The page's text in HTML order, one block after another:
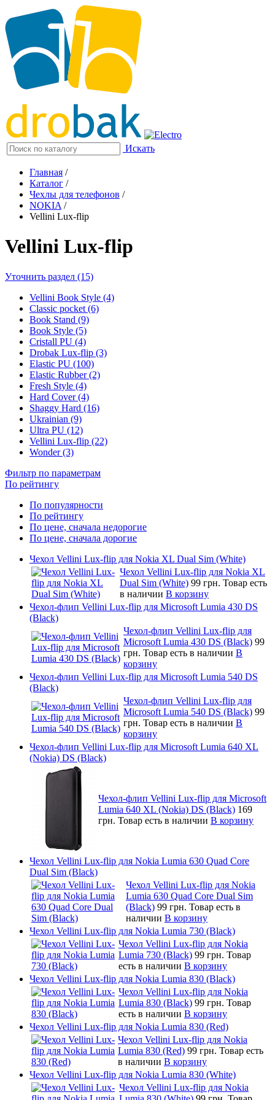
Искать
Главная /
Каталог /
Чехлы для телефонов /
NOKIA /
Vellini Lux-flip
Vellini Lux-flip
Уточнить раздел (15)
Vellini Book Style (4)
Classic pocket (6)
Book Stand (9)
Book Style (5)
Cristall PU (4)
Drobak Lux-flip (3)
Elastic PU (100)
Elastic Rubber (2)
Fresh Style (4)
Hard Cover (4)
Shaggy Hard (16)
Ukrainian (9)
Ultra PU (12)
Vellini Lux-flip (22)
Wonder (3)
Фильтр по параметрам
По рейтингу
По популярности
По рейтингу
По цене, сначала недорогие
По цене, сначала дорогие
Чехол Vellini Lux-flip для Nokia XL Dual Sim (White)
Чехол Vellini Lux-flip для Nokia XL
Dual Sim (White) 99 грн. Товар есть
в наличии В корзину
Чехол-флип Vellini Lux-flip для Microsoft Lumia 430 DS
(Black)
Чехол-флип Vellini Lux-flip для
Microsoft Lumia 430 DS (Black) 99
грн. Товар есть в наличии В
корзину
Чехол-флип Vellini Lux-flip для Microsoft Lumia 540 DS
(Black)
Чехол-флип Vellini Lux-flip для
Microsoft Lumia 540 DS (Black) 99
грн. Товар есть в наличии В
корзину
Чехол-флип Vellini Lux-flip для Microsoft Lumia 640 XL
(Nokia) DS (Black)
Чехол-флип Vellini Lux-flip для Microsoft
Lumia 640 XL (Nokia) DS (Black) 169
грн. Товар есть в наличии В корзину
Чехол Vellini Lux-flip для Nokia Lumia 630 Quad Core
Dual Sim (Black)
Чехол Vellini Lux-flip для Nokia
Lumia 630 Quad Core Dual Sim
(Black) 99 грн. Товар есть в
наличии В корзину
Чехол Vellini Lux-flip для Nokia Lumia 730 (Black)
Чехол Vellini Lux-flip для Nokia
Lumia 730 (Black) 99 грн. Товар
есть в наличии В корзину
Чехол Vellini Lux-flip для Nokia Lumia 830 (Black)
Чехол Vellini Lux-flip для Nokia
Lumia 830 (Black) 99 грн. Товар
есть в наличии В корзину
Чехол Vellini Lux-flip для Nokia Lumia 830 (Red)
Чехол Vellini Lux-flip для Nokia
Lumia 830 (Red) 99 грн. Товар есть
в наличии В корзину
Чехол Vellini Lux-flip для Nokia Lumia 830 (White)
Чехол Vellini Lux-flip для Nokia